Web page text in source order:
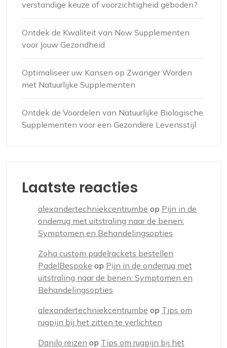
verstandige keuze of voorzichtigheid geboden?
Ontdek de Kwaliteit van Now Supplementen
voor Jouw Gezondheid
Optimaliseer uw Kansen op Zwanger Worden
met Natuurlijke Supplementen
Ontdek de Voordelen van Natuurlijke Biologische
Supplementen voor een Gezondere Levensstijl
Laatste reacties
alexandertechniekcentrumbe op Pijn in de
onderrug met uitstraling naar de benen:
Symptomen en Behandelingsopties
Zoha custom padelrackets bestellen
PadelBespoke op Pijn in de onderrug met
uitstraling naar de benen: Symptomen en
Behandelingsopties
alexandertechniekcentrumbe op Tips om
rugpijn bij het zitten te verlichten
Danilo reizen op Tips om rugpijn bij het